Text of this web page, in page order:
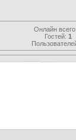
Онлайн всего:
Гостей: 1